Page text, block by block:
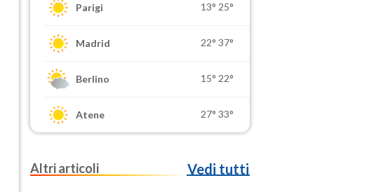
Parigi 13° 25°
Madrid 22° 37°
Berlino 15° 22°
Atene 27° 33°
Altri articoli Vedi tutti